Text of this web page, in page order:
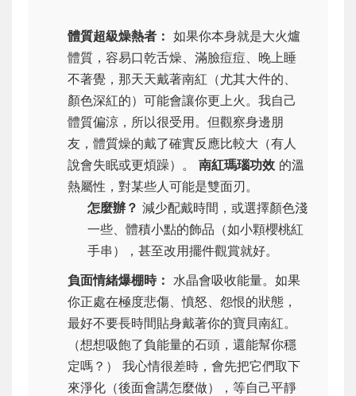
體質超級燥熱者： 如果你本身就是大火爐
體質，容易口乾舌燥、滿臉痘痘、晚上睡
不著覺，那天天戴著南紅（尤其大件的、
顏色深紅的）可能會讓你更上火。我自己
體質偏涼，所以很受用。但觀察身邊朋
友，體質燥的戴了確實反應比較大（有人
說會失眠或更煩躁）。 南紅瑪瑙功效 的溫
熱屬性，對某些人可能是雙面刃。
怎麼辦？ 減少配戴時間，或選擇顏色淺
一些、體積小點的飾品（如小顆櫻桃紅
手串），甚至改用擺件觀賞就好。
負面情緒爆棚時： 水晶會吸收能量。如果
你正處在極度悲傷、憤怒、怨恨的狀態，
最好不要長時間貼身戴著你的寶貝南紅。
（想想吸飽了負能量的石頭，還能幫你穩
定嗎？） 我心情很差時，會先把它們取下
來淨化（後面會講怎麼做），等自己平靜